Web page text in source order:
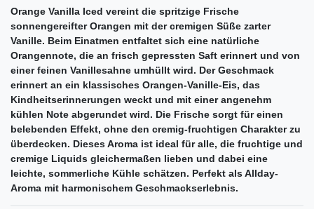
Orange Vanilla Iced vereint die spritzige Frische
sonnengereifter Orangen mit der cremigen Süße zarter
Vanille. Beim Einatmen entfaltet sich eine natürliche
Orangennote, die an frisch gepressten Saft erinnert und von
einer feinen Vanillesahne umhüllt wird. Der Geschmack
erinnert an ein klassisches Orangen-Vanille-Eis, das
Kindheitserinnerungen weckt und mit einer angenehm
kühlen Note abgerundet wird. Die Frische sorgt für einen
belebenden Effekt, ohne den cremig-fruchtigen Charakter zu
überdecken. Dieses Aroma ist ideal für alle, die fruchtige und
cremige Liquids gleichermaßen lieben und dabei eine
leichte, sommerliche Kühle schätzen. Perfekt als Allday-
Aroma mit harmonischem Geschmackserlebnis.